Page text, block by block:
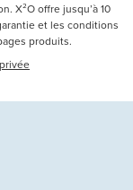
X²O offre jusqu’à 10
et les conditions
produits.